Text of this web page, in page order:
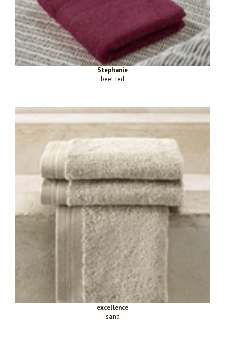
Stephanie
beet red
excellence
sand